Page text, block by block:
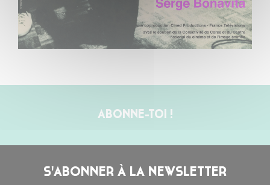
ABONNE-TOI !
S'ABONNER À LA NEWSLETTER